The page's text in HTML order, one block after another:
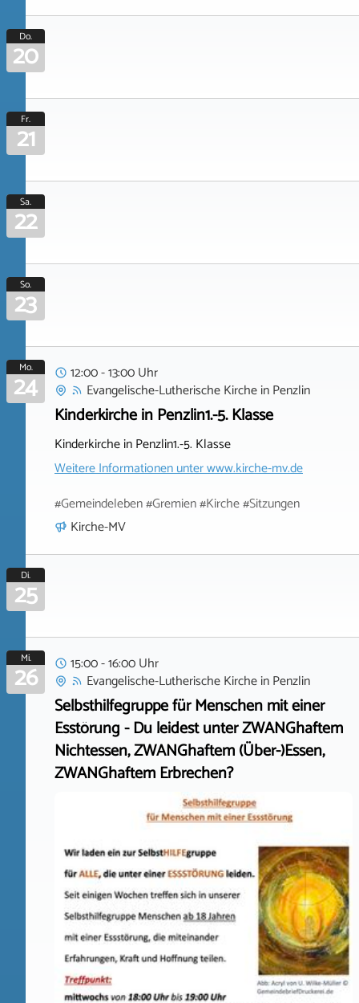
Do.
20
Fr.
21
Sa.
22
So.
23
Mo.
24
12:00 - 13:00 Uhr
Evangelische-Lutherische KircheinPenzlin
Kinderkirche in Penzlin1.-5. Klasse
Kinderkirche in Penzlin1.-5. Klasse
Weitere Informationen unterwww.kirche-mv.de
#Gemeindeleben #Gremien #Kirche #Sitzungen
Kirche-MV
Di.
25
Mi.
26
15:00 - 16:00 Uhr
Evangelische-Lutherische KircheinPenzlin
Selbsthilfegruppe für Menschen mit einer
Esstörung - Du leidest unter ZWANGhaftem
Nichtessen, ZWANGhaftem (Über-)Essen,
ZWANGhaftem Erbrechen?